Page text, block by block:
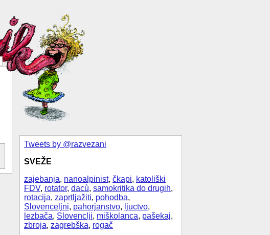
Tweets by @razvezani
SVEŽE
zajebanja, nanoalpinist, čkapi, katoliški
FDV, rotator, dacù, samokritika do drugih,
rotacija, zaprtljažiti, pohodba,
Slovenceljni, pahorjanstvo, ljuctvo,
lezbača, Slovenclji, miškolanca, pašekaj,
zbroja, zagrebška, rogač